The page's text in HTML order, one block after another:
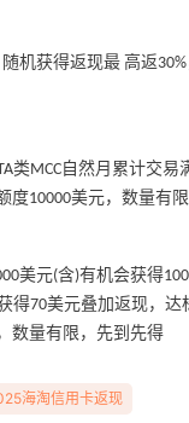
机获得返现最 高返
类MCC自然月累计交
度10000美元，数量有
美元(含)有机会获得
得70美元叠加返现，
数量有限，先到先得
海淘信用卡返现
时闪促！法式美衣精选
连衣裙$95
Blu：时尚上新热卖